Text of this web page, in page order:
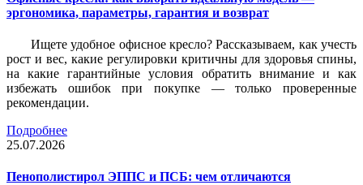
эргономика, параметры, гарантия и возврат
Ищете удобное офисное кресло? Рассказываем, как учесть
рост и вес, какие регулировки критичны для здоровья спины,
на какие гарантийные условия обратить внимание и как
избежать ошибок при покупке — только проверенные
рекомендации.
Подробнее
25.07.2026
Пенополистирол ЭППС и ПСБ: чем отличаются